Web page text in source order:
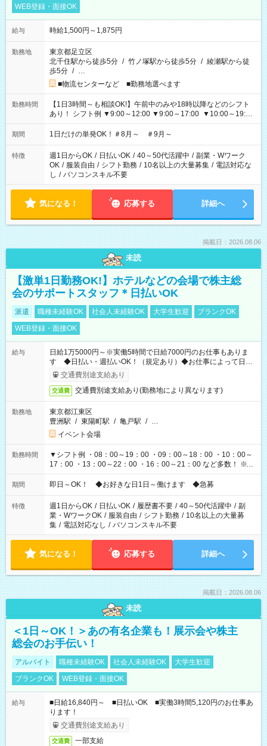
WEB登録・面接OK
給与 時給1,500円～1,875円
勤務地
東京都足立区
北千住駅から徒歩5分 / 竹ノ塚駅から徒歩5分 / 綾瀬駅から徒
歩5分 / …
■物流センターなど ■勤務地選べます
勤務時間
【1日3時間～も相談OK!】午前中のみや18時以降などのシフト
あり！ シフト例 ▼9:00～12:00 ▼9:00～17:00 ▼10:00～19:00
▼18:00～21:00
期間 1日だけの単発OK！＃8月～ ＃9月～
特徴 週1日からOK / 日払いOK / 40～50代活躍中 / 副業・Wワーク
OK / 服装自由 / シフト勤務 / 10名以上の大量募集 / 電話対応な
し / パソコンスキル不要
気になる！ 応募する 詳細へ
掲載日：2026.08.06
未読
【激単1日勤務OK!】ホテルなどの会場で株主総
会のサポートスタッフ＊日払いOK
派遣 職種未経験OK 社会人未経験OK 大学生歓迎
ブランクOK
WEB登録・面接OK
給与
日給1万5000円～※実働5時間で日給7000円のお仕事もありま
す ◆日払い・週払いOK！（規定あり）◆お仕事によって日給
も異なります
交通費別途支給あり
交通費 交通費別途支給あり(勤務地により異なります)
勤務地
東京都江東区
豊洲駅 / 東陽町駅 / 亀戸駅 / …
イベント会場
勤務時間
▼シフト例 ・08：00～19：00 ・09：00～18：00 ・10：00～
17：00 ・13：00～22：00 ・16：00～21：00 など多数！ ※お
仕事により勤務時間が異なります
期間 即日～OK！ ◆お好きな日1日～働けます ◆急募
特徴 週1日からOK / 日払いOK / 履歴書不要 / 40～50代活躍中 / 副
業・WワークOK / 服装自由 / シフト勤務 / 10名以上の大量募
集 / 電話対応なし / パソコンスキル不要
気になる！ 応募する 詳細へ
掲載日：2026.08.06
未読
＜1日～OK！＞あの有名企業も！展示会や株主
総会のお手伝い！
アルバイト 職種未経験OK 社会人未経験OK
大学生歓迎
ブランクOK
WEB登録・面接OK
給与
■日給16,840円～ ■日払いOK ■実働3時間5,120円のお仕事あ
ります！
交通費別途支給あり
交通費 一部支給